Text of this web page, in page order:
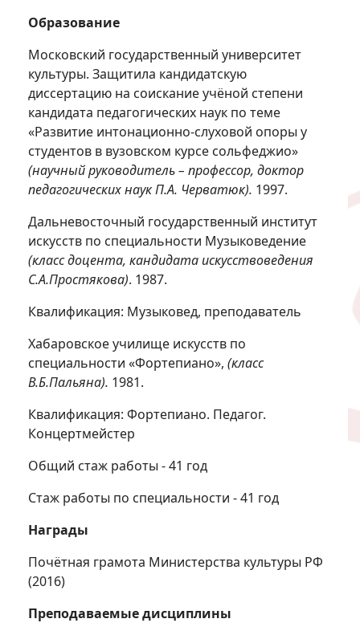
Образование
Московский государственный университет
культуры. Защитила кандидатскую
диссертацию на соискание учёной степени
кандидата педагогических наук по теме
«Развитие интонационно-слуховой опоры у
студентов в вузовском курсе сольфеджио»
(научный руководитель – профессор, доктор
педагогических наук П.А. Черватюк). 1997.
Дальневосточный государственный институт
искусств по специальности Музыковедение
(класс доцента, кандидата искусствоведения
С.А.Простякова). 1987.
Квалификация: Музыковед, преподаватель
Хабаровское училище искусств по
специальности «Фортепиано», (класс
В.Б.Пальяна). 1981.
Квалификация: Фортепиано. Педагог.
Концертмейстер
Общий стаж работы - 41 год
Стаж работы по специальности - 41 год
Награды
Почётная грамота Министерства культуры РФ
(2016)
Преподаваемые дисциплины